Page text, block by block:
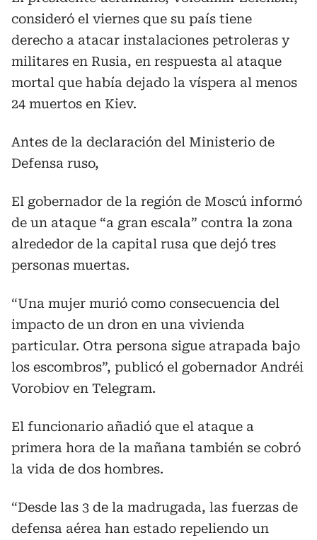
consideró el viernes que su país tiene
derecho a atacar instalaciones petroleras y
militares en Rusia, en respuesta al ataque
mortal que había dejado la víspera al menos
24 muertos en Kiev.
Antes de la declaración del Ministerio de
Defensa ruso,
El gobernador de la región de Moscú informó
de un ataque “a gran escala” contra la zona
alrededor de la capital rusa que dejó tres
personas muertas.
“Una mujer murió como consecuencia del
impacto de un dron en una vivienda
particular. Otra persona sigue atrapada bajo
los escombros”, publicó el gobernador Andréi
Vorobiov en Telegram.
El funcionario añadió que el ataque a
primera hora de la mañana también se cobró
la vida de dos hombres.
“Desde las 3 de la madrugada, las fuerzas de
defensa aérea han estado repeliendo un